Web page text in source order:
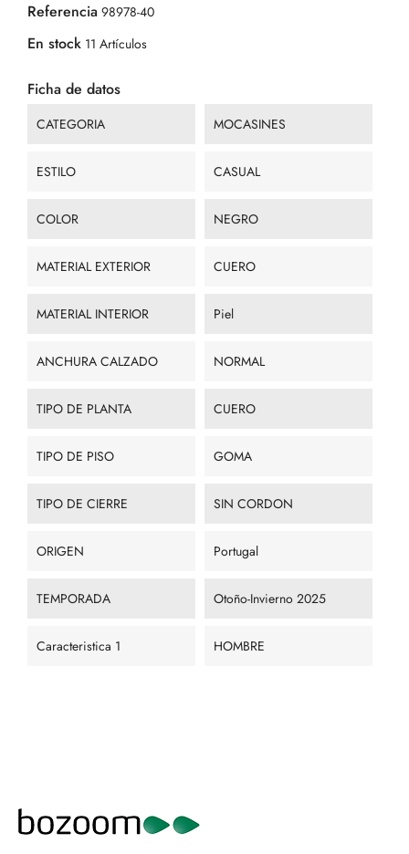
Referencia 98978-40
En stock 11 Artículos
Ficha de datos
CATEGORIA MOCASINES
ESTILO CASUAL
COLOR NEGRO
MATERIAL EXTERIOR CUERO
MATERIAL INTERIOR Piel
ANCHURA CALZADO NORMAL
TIPO DE PLANTA CUERO
TIPO DE PISO GOMA
TIPO DE CIERRE SIN CORDON
ORIGEN Portugal
TEMPORADA Otoño-Invierno 2025
Caracteristica 1 HOMBRE